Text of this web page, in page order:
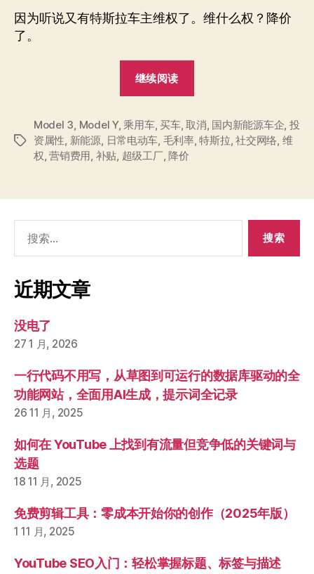
因为听说又有特斯拉车主维权了。维什么权？降价
了。
继续阅读
降
价，
维
权
的
拉
还
得
那
就
最
标
Model 3, Model Y, 乘用车,买车,取消, 国内新能源车企, 投
资属性, 新能源, 日常电动车, 毛利率,特斯拉,社交网络, 维
权,营销费用, 补贴, 超级工厂,降价
索：
近期文章
没电了
27 1 月, 2026
一行代码不用写，从草图到可运行的数据库驱动的全
功能网站，全面用AI生成，提示词全记录
26 11 月, 2025
如何在 YouTube 上找到有流量但竞争低的关键词与
选题
18 11 月, 2025
免费剪辑工具：零成本开始你的创作（2025年版）
1 11 月, 2025
YouTube SEO入门：轻松掌握标题、标签与描述